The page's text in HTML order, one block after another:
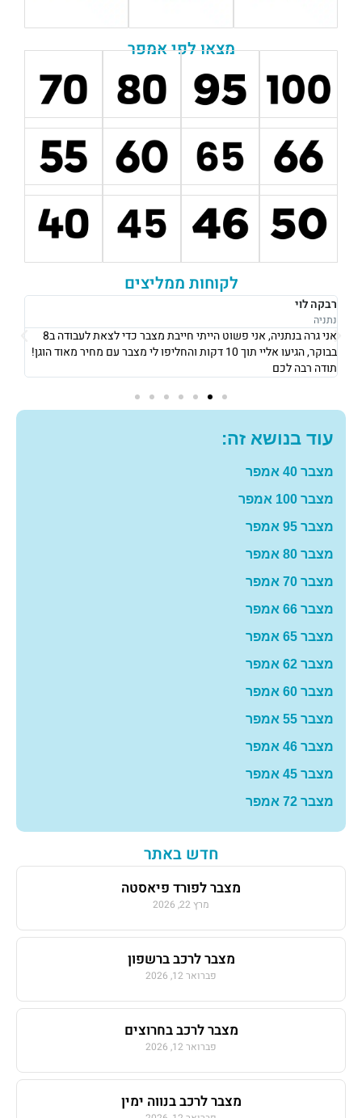
מצאו לפי אמפר
לקוחות ממליצים
רבקה לוי
נתניה
אני גרה בנתניה, אני פשוט הייתי חייבת מצבר כדי לצאת לעבודה ב8
בבוקר, הגיעו אליי תוך 10 דקות והחליפו לי מצבר עם מחיר מאוד הוגן!
תודה רבה לכם
עוד בנושא זה:
מצבר 40 אמפר
מצבר 100 אמפר
מצבר 95 אמפר
מצבר 80 אמפר
מצבר 70 אמפר
מצבר 66 אמפר
מצבר 65 אמפר
מצבר 62 אמפר
מצבר 60 אמפר
מצבר 55 אמפר
מצבר 46 אמפר
מצבר 45 אמפר
מצבר 72 אמפר
חדש באתר
מצבר לפורד פיאסטה
מרץ 22, 2026
מצבר לרכב ברשפון
פברואר 12, 2026
מצבר לרכב בחרוצים
פברואר 12, 2026
מצבר לרכב בנווה ימין